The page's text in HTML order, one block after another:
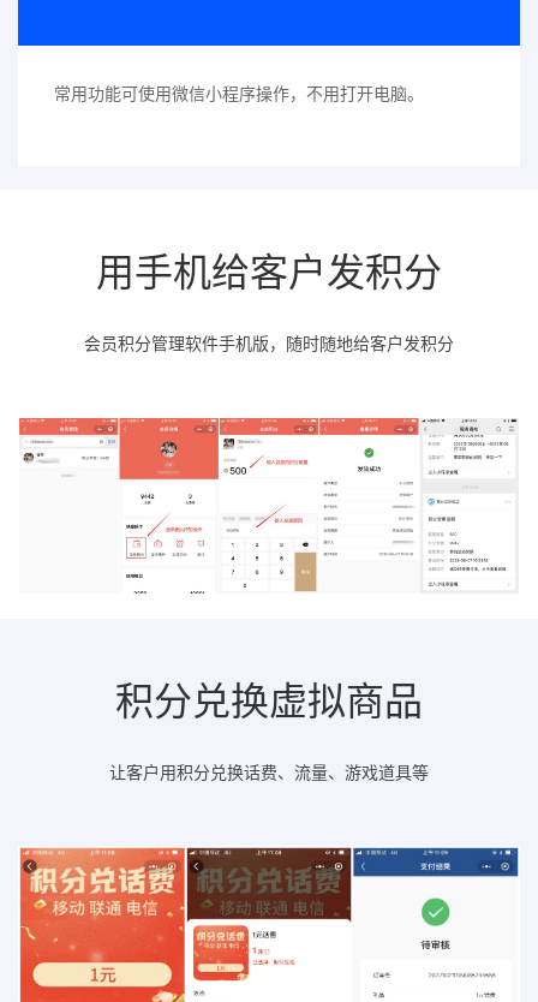
常用功能可使用微信小程序操作，不用打开电脑。
用手机给客户发积分
会员积分管理软件手机版，随时随地给客户发积分
积分兑换虚拟商品
让客户用积分兑换话费、流量、游戏道具等